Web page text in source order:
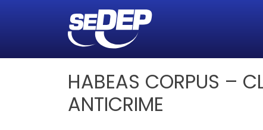
HABEAS CORPUS –
ANTICRIME